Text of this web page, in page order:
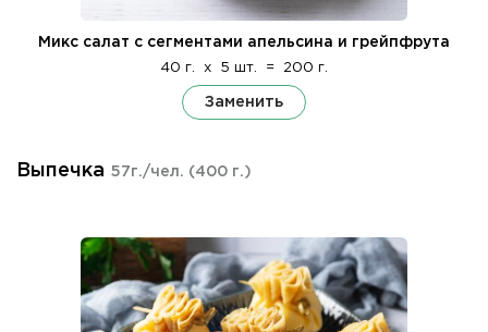
Микс салат с сегментами апельсина и грейпфрута
40 г. x 5 шт. = 200 г.
Заменить
Выпечка 57г./чел. (400 г.)